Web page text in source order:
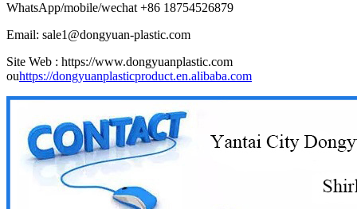
WhatsApp/mobile/wechat +86 18754526879
Email: sale1@dongyuan-plastic.com
Site Web : https://www.dongyuanplastic.com
ouhttps://dongyuanplasticproduct.en.alibaba.com